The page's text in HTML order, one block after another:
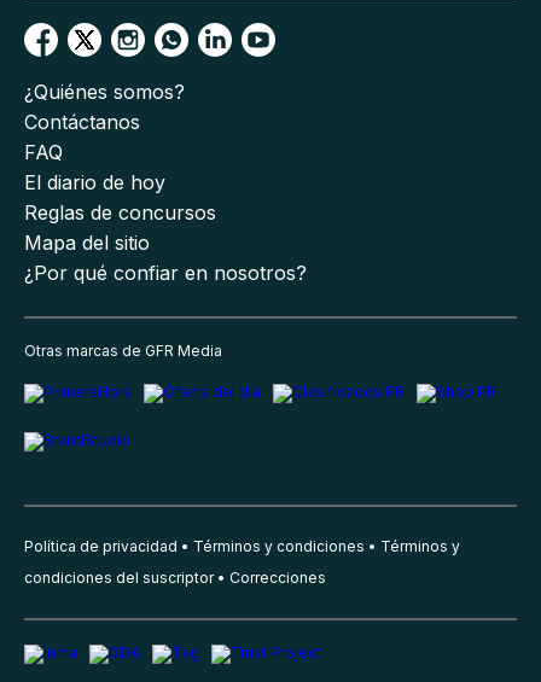
¿Quiénes somos?
Contáctanos
FAQ
El diario de hoy
Reglas de concursos
Mapa del sitio
¿Por qué confiar en nosotros?
Otras marcas de GFR Media
Política de privacidad Términos y condiciones
Términos y
condiciones del suscriptor
Correcciones